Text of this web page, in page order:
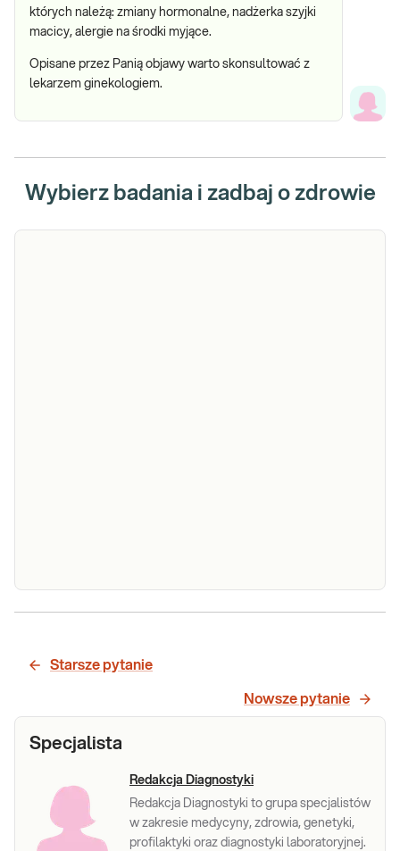
których należą: zmiany hormonalne, nadżerka szyjki
macicy, alergie na środki myjące.
Opisane przez Panią objawy warto skonsultować z
lekarzem ginekologiem.
Wybierz badania i zadbaj o zdrowie
Panel
Ch.
genitalium,
urealyticum,
U. parvum
met. real
hominis, M. genitalium, U. urealyticum, U.
przydatny w rozpoznaniu infekcji i koinfekcji
układu moczopłciowego.
Starsze pytanie
Nowsze pytanie
Specjalista
Redakcja Diagnostyki
Redakcja Diagnostyki to grupa specjalistów
w zakresie medycyny, zdrowia, genetyki,
profilaktyki oraz diagnostyki laboratoryjnej.